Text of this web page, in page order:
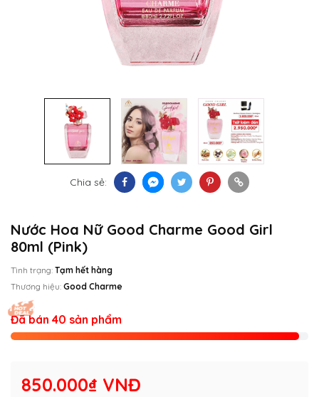
Chia sẻ:
Nước Hoa Nữ Good Charme Good Girl
80ml (Pink)
Tình trạng: Tạm hết hàng
Thương hiệu: Good Charme
Đã bán 40 sản phẩm
850.000₫ VNĐ